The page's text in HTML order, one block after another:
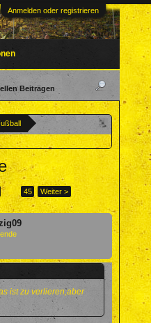
Anmelden oder registrieren
→ 45 Weiter >
ist zu verlieren,aber
Beiträgen